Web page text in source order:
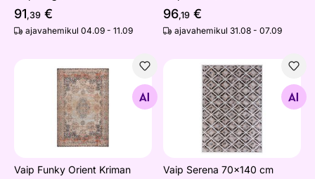
91,39 €
ajavahemikul 04.09 - 11.09
96,19 €
ajavahemikul 31.08 - 07.09
Vaip Funky Orient Kriman
Otsi sarnaseid
Vaip Funky Orient Kriman
Vaip Serena 70x140 cm
Otsi sarnaseid
Vaip Serena 70x140 cm